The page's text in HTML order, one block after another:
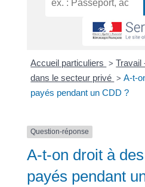
Accueil particuliers > Travail
dans le secteur privé > A-t-
payés pendant un CDD ?
Question-réponse
A-t-on droit à
payés pendant